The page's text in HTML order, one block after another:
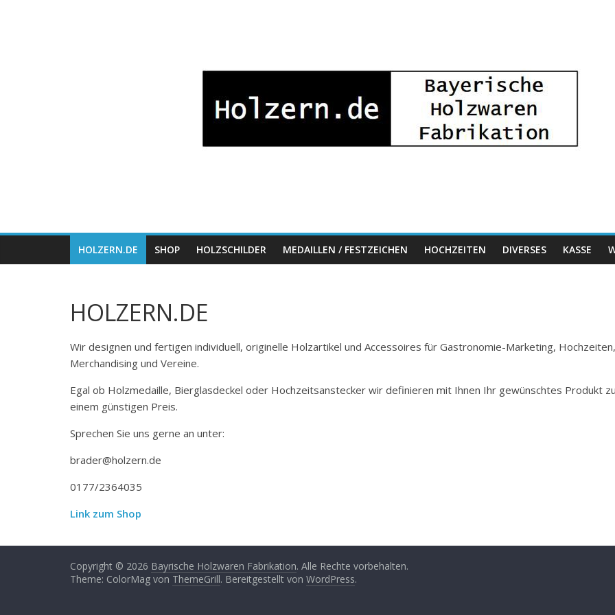
Holzwaren
Fabrikation
HOLZERN.DE SHOP HOLZSCHILDER MEDAILLEN / FESTZEICHEN HOCHZEITEN DIVERSES KASSE
HOLZERN.DE
Wir designen und fertigen individuell, originelle Holzartikel und Accessoires für Gastronomie-Marketing, Hochzeiten,
Merchandising und Vereine.
Egal ob Holzmedaille, Bierglasdeckel oder Hochzeitsanstecker wir definieren mit Ihnen Ihr gewünschtes Produkt
einem günstigen Preis.
Sprechen Sie uns gerne an unter:
brader@holzern.de
0177/2364035
Link zum Shop
Copyright © 2026 Bayrische Holzwaren Fabrikation. Alle Rechte vorbehalten.
Theme: ColorMag von ThemeGrill. Bereitgestellt von WordPress.